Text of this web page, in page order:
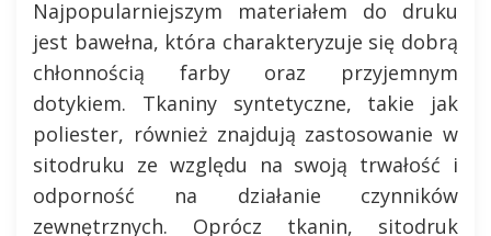
Najpopularniejszym materiałem do druku
jest bawełna, która charakteryzuje się dobrą
chłonnością farby oraz przyjemnym
dotykiem. Tkaniny syntetyczne, takie jak
poliester, również znajdują zastosowanie w
sitodruku ze względu na swoją trwałość i
odporność na działanie czynników
zewnętrznych. Oprócz tkanin, sitodruk